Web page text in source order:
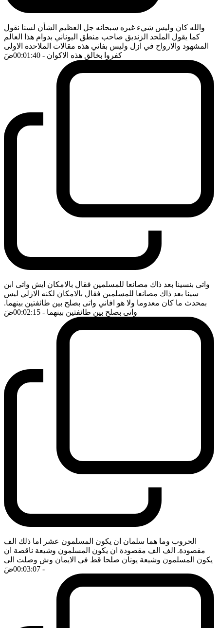
والله كان وليس شيء غيره سبحانه جل العظيم الشأن لسنا نقول
كما يقول الملحد الزنديق صاحب منطق اليوناني بدوام هذا العالم
المشهود والارواح في ازل وليس بفاني هذه مقالات الملاحدة الاولى
كفروا بخالق هذه الاكوان - 00:01:40 ضَ
واتى بنسينا بعد ذاك مصانعا للمسلمين فقال بالامكان ايش واتى ابن
سينا بعد ذاك مصانعا للمسلمين فقال بالامكان لكنه الازلي ليس
بمحدث ما كان معدوما ولا هو افاني واتى بصلح بين طائفتين بينهما.
واتى بصلح بين طائفتين بينهما - 00:02:15 ضَ
الحروب وما هما سلمان ان يكون المسلمون عشر اما ذلك الف
مقصودة. الف الف مقصودة ان يكون المسلمون وشيعة ناقصة ان
يكون المسلمون وشيعة يونان صلحا قط في الايمان وش وصلت الى
- 00:03:07
ضَ